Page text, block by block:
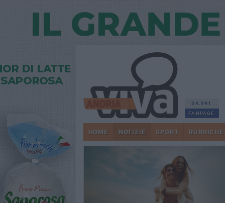
34.941
FANPAGE
HOME NOTIZIE SPORT RUBRICHE